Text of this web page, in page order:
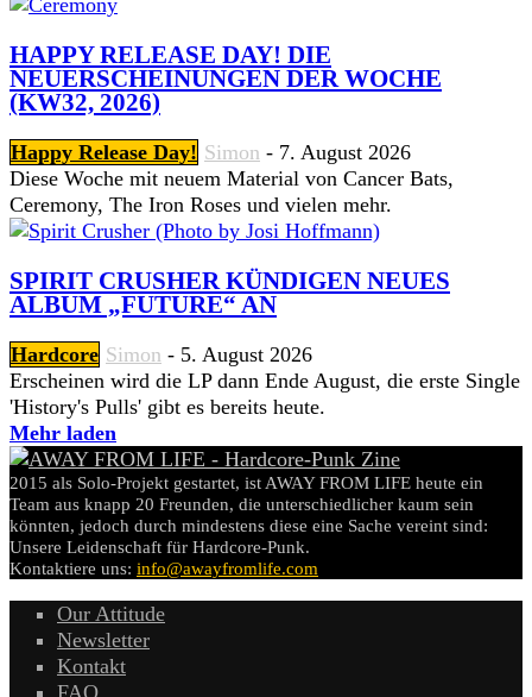
HAPPY RELEASE DAY! DIE
NEUERSCHEINUNGEN DER WOCHE
(KW32, 2026)
Happy Release Day! Simon - 7. August 2026
Diese Woche mit neuem Material von Cancer Bats,
Ceremony, The Iron Roses und vielen mehr.
SPIRIT CRUSHER KÜNDIGEN NEUES
ALBUM „FUTURE“ AN
Hardcore Simon - 5. August 2026
Erscheinen wird die LP dann Ende August, die erste Single
'History's Pulls' gibt es bereits heute.
Mehr laden
2015 als Solo-Projekt gestartet, ist AWAY FROM LIFE heute ein
Team aus knapp 20 Freunden, die unterschiedlicher kaum sein
könnten, jedoch durch mindestens diese eine Sache vereint sind:
Unsere Leidenschaft für Hardcore-Punk.
Kontaktiere uns: info@awayfromlife.com
Our Attitude
Newsletter
Kontakt